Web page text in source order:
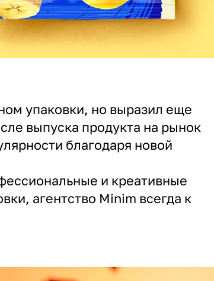
упаковки, но выразил еще
выпуска продукта на рынок
благодаря новой
и креативные
агентство Minim всегда к